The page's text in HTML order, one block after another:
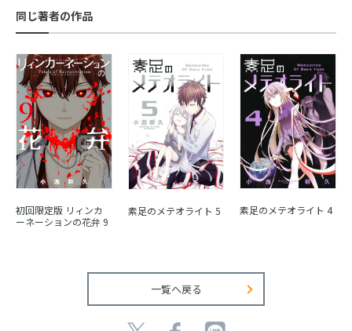
同じ著者の作品
初回限定版 リィンカ
ーネーションの花弁 9
素足のメテオライト 5 素足のメテオライト 4
一覧へ戻る